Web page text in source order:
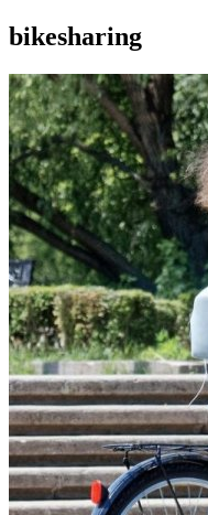
bikesharing